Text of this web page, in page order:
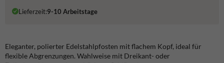
Lieferzeit:9-10 Arbeitstage
Eleganter, polierter Edelstahlpfosten mit flachem Kopf, ideal für
flexible Abgrenzungen. Wahlweise mit Dreikant- oder